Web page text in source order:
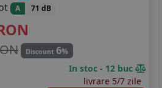
A 71 dB
Discount 6%
In stoc - 12 buc
livrare 5/7 zile